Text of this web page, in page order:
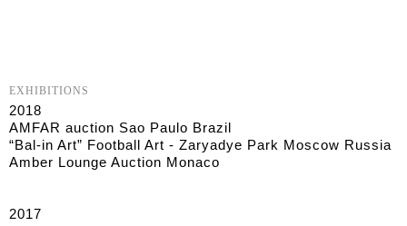
EXHIBITIONS
2018
AMFAR auction Sao Paulo Brazil
“Bal-in Art” Football Art - Zaryadye Park Moscow Russia
Amber Lounge Auction Monaco
2017